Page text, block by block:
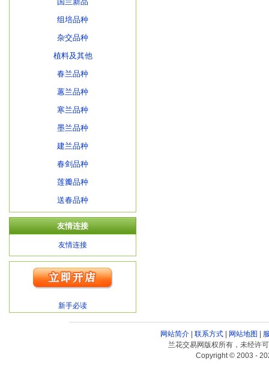
组培品种
杂交品种
植料及其他
春兰品种
蕙兰品种
寒兰品种
墨兰品种
建兰品种
春剑品种
莲瓣品种
送春品种
友情连接
友情连接
新手必读
网站简介| 联系方式| 网站地图 |
兰花交易网版权所有，未经许
Copyright © 2003 -